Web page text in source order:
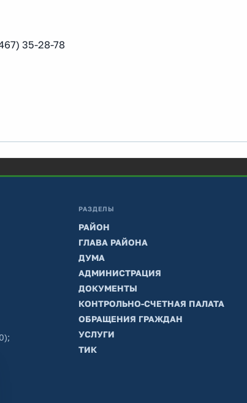
35-28-78
РАЗДЕЛЫ
РАЙОН
ГЛАВА РАЙОНА
ДУМА
АДМИНИСТРАЦИЯ
ДОКУМЕНТЫ
КОНТРОЛЬНО-СЧЕТНАЯ ПАЛАТА
ОБРАЩЕНИЯ ГРАЖДАН
УСЛУГИ
ТИК